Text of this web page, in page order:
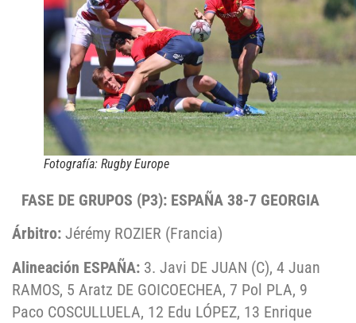
Fotografía: Rugby Europe
FASE DE GRUPOS (P3): ESPAÑA 38-7 GEORGIA
Árbitro: Jérémy ROZIER (Francia)
Alineación ESPAÑA: 3. Javi DE JUAN (C), 4 Juan
RAMOS, 5 Aratz DE GOICOECHEA, 7 Pol PLA, 9
Paco COSCULLUELA, 12 Edu LÓPEZ, 13 Enrique